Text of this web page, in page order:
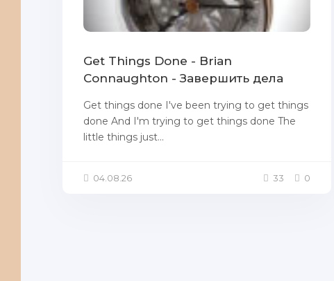
Get Things Done - Brian
Connaughton - Завершить дела
Get things done I've been trying to get things
done And I'm trying to get things done The
little things just...
04.08.26 33 0